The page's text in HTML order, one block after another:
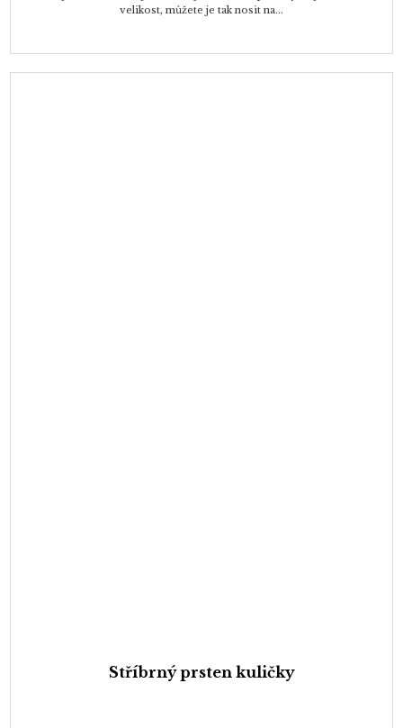
velikost, můžete je tak nosit na...
Stříbrný prsten kuličky